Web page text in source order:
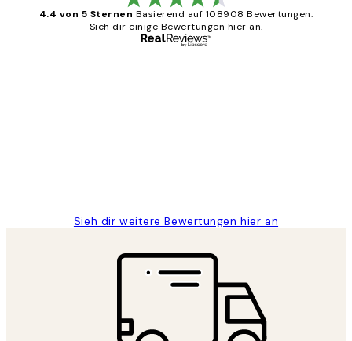
4.4 von 5 Sternen Basierend auf 108908 Bewertungen.
Sieh dir einige Bewertungen hier an.
Sieh dir weitere Bewertungen hier an